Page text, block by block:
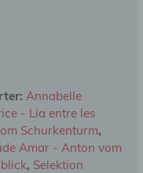
Annabelle
- Lia entre les
Schurkenturm,
Amar - Anton vom
, Selektion